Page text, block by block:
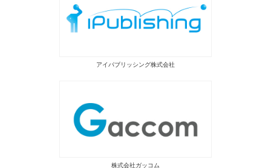
アイパブリッシング株式会社
株式会社ガッコム